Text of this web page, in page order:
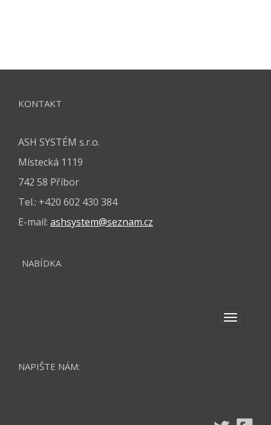
KONTAKT
ASH SYSTÉM s.r.o.
Místecká 1119
742 58 Příbor
Tel.: +420 602 430 384
E-mail: ashsystem@seznam.cz
NABÍDKA
TOGGLE
NAPIŠTE NÁM: